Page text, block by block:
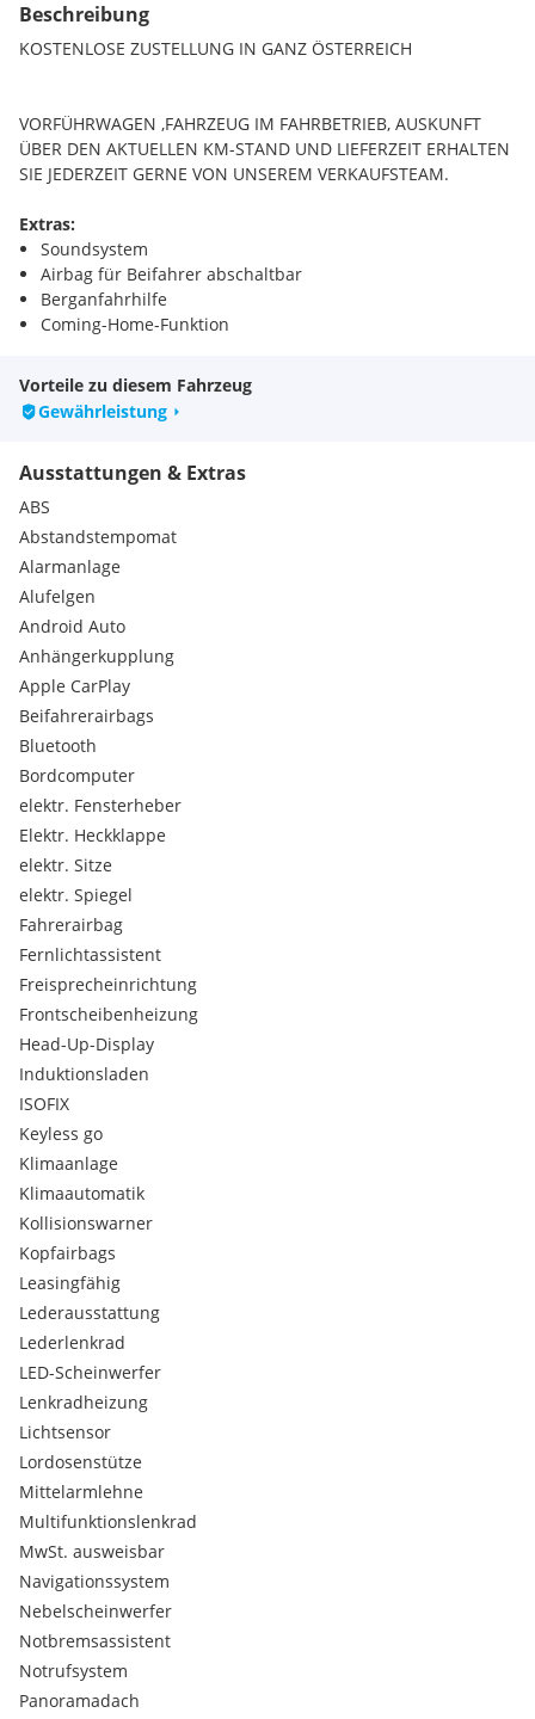
Beschreibung
KOSTENLOSE ZUSTELLUNG IN GANZ ÖSTERREICH
VORFÜHRWAGEN ,FAHRZEUG IM FAHRBETRIEB, AUSKUNFT
ÜBER DEN AKTUELLEN KM-STAND UND LIEFERZEIT ERHALTEN
SIE JEDERZEIT GERNE VON UNSEREM VERKAUFSTEAM.
Extras:
Soundsystem
Airbag für Beifahrer abschaltbar
Berganfahrhilfe
Coming-Home-Funktion
LED-Rückleuchten
Fahrersitz verstellbar
3-Punktautomatikgurte vorne
Außenspiegel verstellbar
Beifahrersitz höhenverstellbar
Rücksitzlehne umklappbar
Matrix LED-Scheinwerfer
Heckscheibenwischer
360° Kamera
Anhängerkupplung Vorbereitung
Climatronic
Dachhimmel schwarz
Diebstahlwarnanlage
Sprachsteuerung
Verkehrszeichenerkennung
Müdigkeitserkennung
Außenspiegel beheizbar
Leuchtweitenregulierung
Seitenfenster ab B-Säule abgedunkelt
Radio
DAB-Radio
Sitz-Fahrer höhenverstellbar
Sitz-Fahrer & Beifahrer höhenverstellbar
geteilte Rückbank
Ladeboden variabel
Vorteile zu diesem Fahrzeug
Gewährleistung
Ausstattungen & Extras
ABS
Abstandstempomat
Alarmanlage
Alufelgen
Android Auto
Anhängerkupplung
Apple CarPlay
Beifahrerairbags
Bluetooth
Bordcomputer
elektr. Fensterheber
Elektr. Heckklappe
elektr. Sitze
elektr. Spiegel
Fahrerairbag
Fernlichtassistent
Freisprecheinrichtung
Frontscheibenheizung
Head-Up-Display
Induktionsladen
ISOFIX
Keyless go
Klimaanlage
Klimaautomatik
Kollisionswarner
Kopfairbags
Leasingfähig
Lederausstattung
Lederlenkrad
LED-Scheinwerfer
Lenkradheizung
Lichtsensor
Lordosenstütze
Mittelarmlehne
Multifunktionslenkrad
MwSt. ausweisbar
Navigationssystem
Nebelscheinwerfer
Notbremsassistent
Notrufsystem
Panoramadach